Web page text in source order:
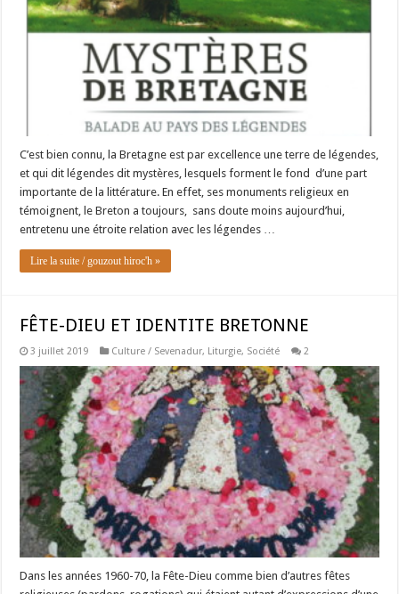
C’est bien connu, la Bretagne est par excellence une terre de légendes,
et qui dit légendes dit mystères, lesquels forment le fond d’une part
importante de la littérature. En effet, ses monuments religieux en
témoignent, le Breton a toujours, sans doute moins aujourd’hui,
entretenu une étroite relation avec les légendes …
Lire la suite / gouzout hiroc'h »
FÊTE-DIEU ET IDENTITE BRETONNE
3 juillet 2019 Culture / Sevenadur, Liturgie, Société 2
Dans les années 1960-70, la Fête-Dieu comme bien d’autres fêtes